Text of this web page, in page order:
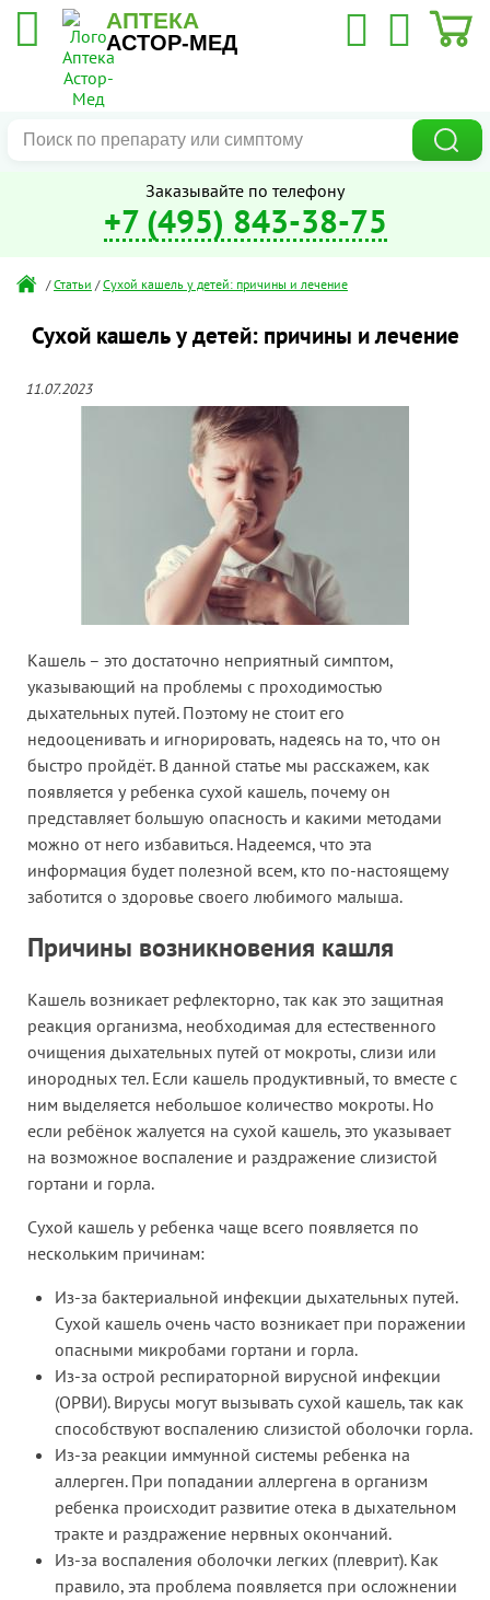
АПТЕКА
АСТОР-МЕД
Заказывайте по телефону
+7 (495) 843-38-75
/Статьи /Сухой кашель у детей: причины и лечение
Сухой кашель у детей: причины и лечение
11.07.2023
Кашель – это достаточно неприятный симптом,
указывающий на проблемы с проходимостью
дыхательных путей. Поэтому не стоит его
недооценивать и игнорировать, надеясь на то, что он
быстро пройдёт. В данной статье мы расскажем, как
появляется у ребенка сухой кашель, почему он
представляет большую опасность и какими методами
можно от него избавиться. Надеемся, что эта
информация будет полезной всем, кто по-настоящему
заботится о здоровье своего любимого малыша.
Причины возникновения кашля
Кашель возникает рефлекторно, так как это защитная
реакция организма, необходимая для естественного
очищения дыхательных путей от мокроты, слизи или
инородных тел. Если кашель продуктивный, то вместе с
ним выделяется небольшое количество мокроты. Но
если ребёнок жалуется на сухой кашель, это указывает
на возможное воспаление и раздражение слизистой
гортани и горла.
Сухой кашель у ребенка чаще всего появляется по
нескольким причинам:
Из-за бактериальной инфекции дыхательных путей.
Сухой кашель очень часто возникает при поражении
опасными микробами гортани и горла.
Из-за острой респираторной вирусной инфекции
(ОРВИ). Вирусы могут вызывать сухой кашель, так как
способствуют воспалению слизистой оболочки горла.
Из-за реакции иммунной системы ребенка на
аллерген. При попадании аллергена в организм
ребенка происходит развитие отека в дыхательном
тракте и раздражение нервных окончаний.
Из-за воспаления оболочки легких (плеврит). Как
правило, эта проблема появляется при осложнении